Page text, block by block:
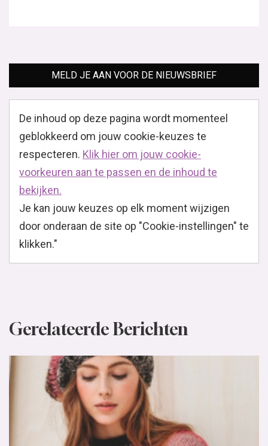
MELD JE AAN VOOR DE NIEUWSBRIEF
De inhoud op deze pagina wordt momenteel
geblokkeerd om jouw cookie-keuzes te
respecteren. Klik hier om jouw cookie-
voorkeuren aan te passen en de inhoud te
bekijken.
Je kan jouw keuzes op elk moment wijzigen
door onderaan de site op "Cookie-instellingen" te
klikken."
Gerelateerde Berichten